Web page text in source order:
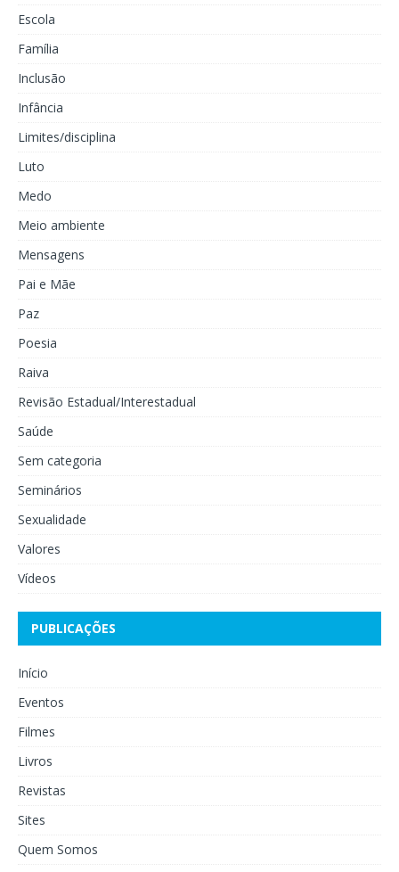
Escola
Família
Inclusão
Infância
Limites/disciplina
Luto
Medo
Meio ambiente
Mensagens
Pai e Mãe
Paz
Poesia
Raiva
Revisão Estadual/Interestadual
Saúde
Sem categoria
Seminários
Sexualidade
Valores
Vídeos
PUBLICAÇÕES
Início
Eventos
Filmes
Livros
Revistas
Sites
Quem Somos